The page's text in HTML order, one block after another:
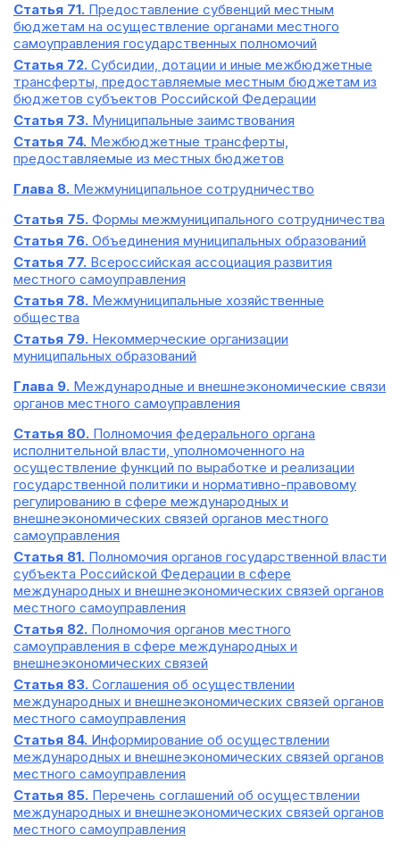
Статья 71. Предоставление субвенций местным
бюджетам на осуществление органами местного
самоуправления государственных полномочий
Статья 72. Субсидии, дотации и иные межбюджетные
трансферты, предоставляемые местным бюджетам из
бюджетов субъектов Российской Федерации
Статья 73. Муниципальные заимствования
Статья 74. Межбюджетные трансферты,
предоставляемые из местных бюджетов
Глава 8. Межмуниципальное сотрудничество
Статья 75. Формы межмуниципального сотрудничества
Статья 76. Объединения муниципальных образований
Статья 77. Всероссийская ассоциация развития
местного самоуправления
Статья 78. Межмуниципальные хозяйственные
общества
Статья 79. Некоммерческие организации
муниципальных образований
Глава 9. Международные и внешнеэкономические связи
органов местного самоуправления
Статья 80. Полномочия федерального органа
исполнительной власти, уполномоченного на
осуществление функций по выработке и реализации
государственной политики и нормативно-правовому
регулированию в сфере международных и
внешнеэкономических связей органов местного
самоуправления
Статья 81. Полномочия органов государственной власти
субъекта Российской Федерации в сфере
международных и внешнеэкономических связей органов
местного самоуправления
Статья 82. Полномочия органов местного
самоуправления в сфере международных и
внешнеэкономических связей
Статья 83. Соглашения об осуществлении
международных и внешнеэкономических связей органов
местного самоуправления
Статья 84. Информирование об осуществлении
международных и внешнеэкономических связей органов
местного самоуправления
Статья 85. Перечень соглашений об осуществлении
международных и внешнеэкономических связей органов
местного самоуправления